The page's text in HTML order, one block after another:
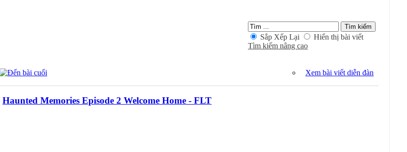
Sắp Xếp Lại
Hiển thị bài viết
Tìm kiếm nâng cao
Xem bài viết diễn đàn
Haunted Memories Episode 2 Welcome Home - FLT